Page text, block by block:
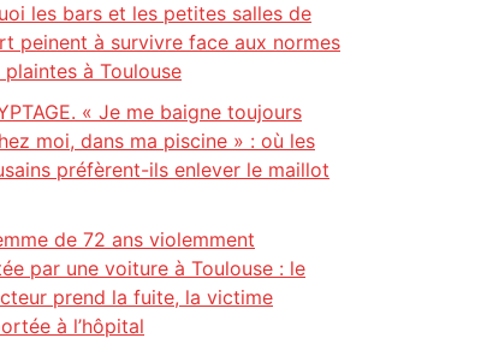
les bars et les petites salles de
peinent à survivre face aux normes
à Toulouse
« Je me baigne toujours
moi, dans ma piscine » : où les
préfèrent-ils enlever le maillot
de 72 ans violemment
par une voiture à Toulouse : le
prend la fuite, la victime
à l’hôpital